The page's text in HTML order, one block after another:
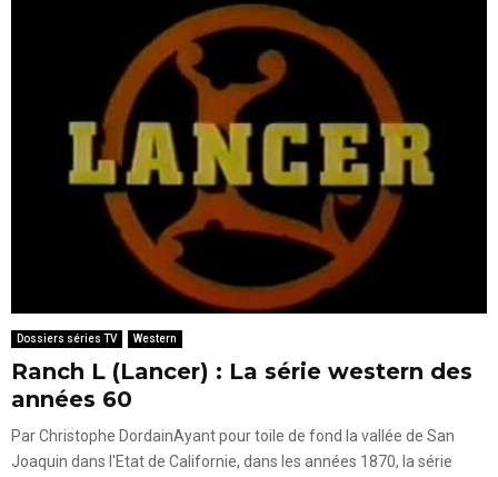
Dossiers séries TV Western
Ranch L (Lancer) : La série western des
années 60
Par Christophe DordainAyant pour toile de fond la vallée de San
Joaquin dans l'Etat de Californie, dans les années 1870, la série